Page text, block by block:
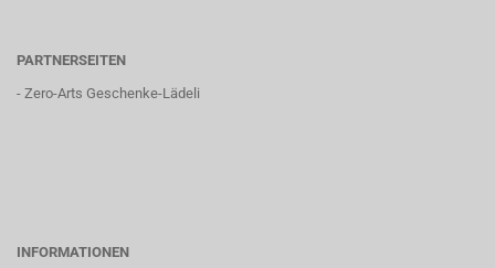
PARTNERSEITEN
- Zero-Arts Geschenke-Lädeli
INFORMATIONEN